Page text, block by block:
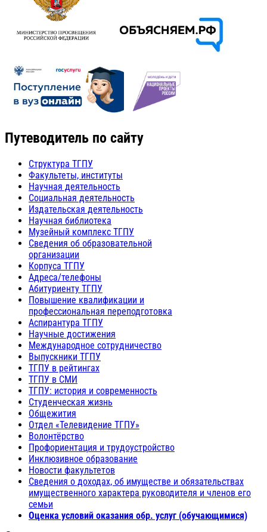
Путеводитель по сайту
Структура ТГПУ
Факультеты, институты
Научная деятельность
Социальная деятельность
Издательская деятельность
Научная библиотека
Музейный комплекс ТГПУ
Сведения об образовательной
организации
Корпуса ТГПУ
Адреса/телефоны
Абитуриенту ТГПУ
Повышение квалификации и
профессиональная переподготовка
Аспирантура ТГПУ
Научные достижения
Международное сотрудничество
Выпускники ТГПУ
ТГПУ в рейтингах
ТГПУ в СМИ
ТГПУ: история и современность
Студенческая жизнь
Общежития
Отдел «Телевидение ТГПУ»
Волонтёрство
Профориентация и трудоустройство
Инклюзивное образование
Новости факультетов
Сведения о доходах, об имуществе и обязательствах
имущественного характера руководителя и членов его
семьи
Оценка условий оказания обр. услуг (обучающимися)